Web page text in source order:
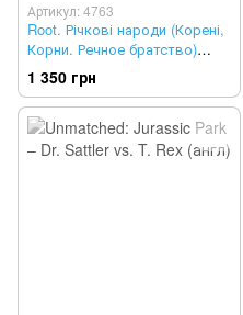
Артикул: 4763
Root. Річкові народи (Корені,
Корни. Речное братство)
(укр)
1 350 грн